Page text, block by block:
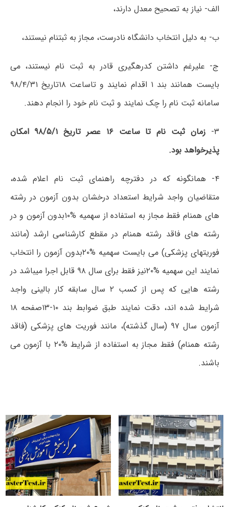
الف- نیاز به تصحیح معدل دارند،
ب- به دلیل انتخاب دانشگاه نادرست، مجاز به ثبتنام نیستند،
ج- علیرغم داشتن کدرھگیری قادر به ثبت نام نیستند، می
بایست ھمانند بند ۱ اقدام نمایند و تاساعت ۱۸تاریخ ۹۸/۴/۳۱
سامانه ثبت نام را چک نمایند و ثبت نام خود را انجام دھند.
۳-
زمان ثبت نام تا ساعت ۱۶ عصر تاریخ ۹۸/۵/۱ امکان
پذیرخواھد بود.
۴- ھمانگونه که در دفترچه راھنمای ثبت نام اعلام شده،
متقاضیان واجد شرایط استعداد درخشان بدون آزمون در رشته
ھای ھمنام فقط مجاز به استفاده از سھمیه %۱۰بدون آزمون و در
رشته ھای فاقد رشته ھمنام در مقطع کارشناسی ارشد (مانند
فوریتھای پزشکی) می بایست سھمیه %۲۰بدون آزمون را انتخاب
نمایند این سھمیه %۲۰نیز فقط برای سال ۹۸ قابل اجرا میباشد در
رشته ھایی که پس از کسب ۲ سال سابقه کار بالینی واجد
شرایط شده اند، دقت نمایند طبق ضوابط بند ۱۰-۱۳صفحه ۱۸
آزمون سال ۹۷ (سال گذشته)، مانند فوریت ھای پزشکی (فاقد
رشته ھمنام) فقط مجاز به استفاده از شرایط %۲۰ با آزمون می
باشند.